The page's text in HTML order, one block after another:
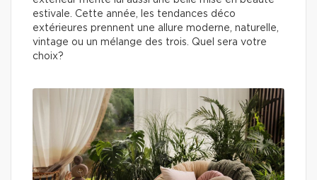
estivale. Cette année, les tendances déco
extérieures prennent une allure moderne, naturelle,
vintage ou un mélange des trois. Quel sera votre
choix?